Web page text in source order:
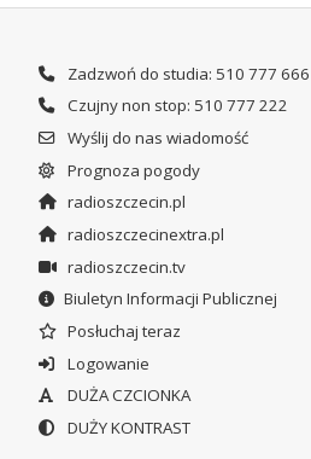
Zadzwoń do studia: 510 777 666
Czujny non stop: 510 777 222
Wyślij do nas wiadomość
Prognoza pogody
radioszczecin.pl
radioszczecinextra.pl
radioszczecin.tv
Biuletyn Informacji Publicznej
Posłuchaj teraz
Logowanie
DUŻA CZCIONKA
DUŻY KONTRAST